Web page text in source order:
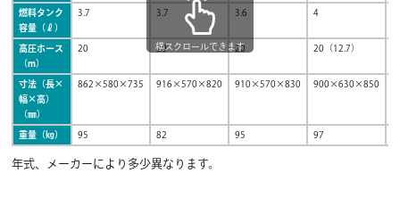
燃料タンク
容量（ℓ）
3.7 3.7 3.6 4
高圧ホース
（m）
20 20 20 20（12.7）
寸法（長×
幅×高）
（㎜）
862×580×735 916×570×820 910×570×830 900×630×850
重量（㎏） 95 82 95 97
年式、メーカーにより多少異なります。
横スクロールできます